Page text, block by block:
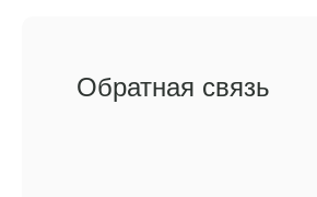
Обратная связь